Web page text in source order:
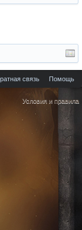
связь Помощь
Условия и правила